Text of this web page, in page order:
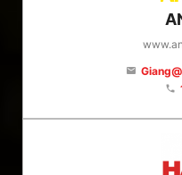
email
phone